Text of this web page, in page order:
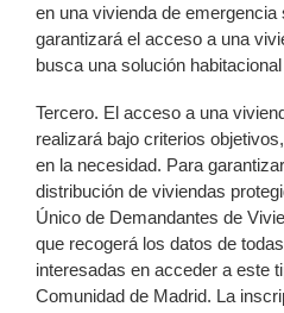
en una vivienda de emergencia
garantizará el acceso a una
busca una solución
Tercero. El acceso a una
realizará bajo criterios
en la necesidad. Para
distribución de viviendas
Único de Demandantes de
que recogerá los datos de
interesadas en acceder a este
Comunidad de Madrid. La